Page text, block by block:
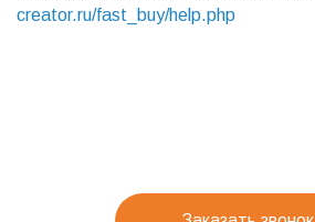
creator.ru/fast_buy/help.php